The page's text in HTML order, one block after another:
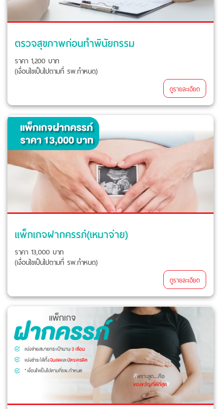
ตรวจสุขภาพก่อนทำพินัยกรรม
ราคา 1,200 บาท
(เงื่อนไขเป็นไปตามที่ รพ.กำหนด)
ดูรายละเอียด
แพ็กเกจฝากครรภ์(เหมาจ่าย)
ราคา 13,000 บาท
(เงื่อนไขเป็นไปตามที่ รพ.กำหนด)
ดูรายละเอียด